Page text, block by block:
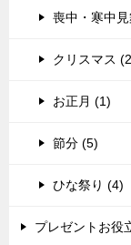
喪中・寒中
クリスマス
お正月 (1)
節分 (5)
ひな祭り (4)
プレゼントお役